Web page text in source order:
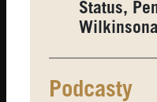
Status,
Wilkinsona
Podcasty